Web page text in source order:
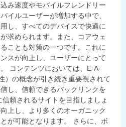
み速度やモバイルフレンドリー
イルユーザーが増加する中で、
し、すべてのデバイスで快適に
求められます。また、コアウェ
ことも対策の一つです。これに
スが向上し、ユーザーにとって
コンテンツにおいては、E-A-
）の概念が引き続き重要視されて
し、信頼できるバックリンクを
頼されるサイトを目指しましょ
上し、より多くのオーガニック
が可能となります。 さらに、ボ